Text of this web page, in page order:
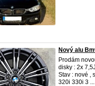
Nový alu
Prodám
disky : 2x
Stav : nové ,
320i 330i 3 ...